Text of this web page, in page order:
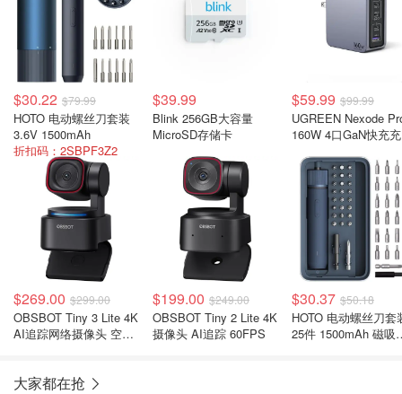
$30.22 $79.99
HOTO 电动螺丝刀套装
3.6V 1500mAh
折扣码：2SBPF3Z2
$39.99
Blink 256GB大容量
MicroSD存储卡
$59.99 $99.99
UGREEN Nexode
160W 4口GaN快充
$269.00 $299.00
OBSBOT Tiny 3 Lite 4K
AI追踪网络摄像头 空间
$199.00 $249.00
OBSBOT Tiny 2 Lite 4K
摄像头 AI追踪 60FPS
$30.37 $50.18
HOTO 电动螺丝刀套
25件 1500mAh 磁吸
大家都在抢